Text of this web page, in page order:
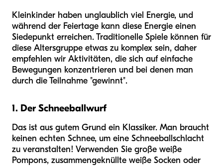
Kleinkinder haben unglaublich viel Energie, und
während der Feiertage kann diese Energie einen
Siedepunkt erreichen. Traditionelle Spiele können für
diese Altersgruppe etwas zu komplex sein, daher
empfehlen wir Aktivitäten, die sich auf einfache
Bewegungen konzentrieren und bei denen man
durch die Teilnahme "gewinnt".
1. Der Schneeballwurf
Das ist aus gutem Grund ein Klassiker. Man braucht
keinen echten Schnee, um eine Schneeballschlacht
zu veranstalten! Verwenden Sie große weiße
Pompons, zusammengeknüllte weiße Socken oder